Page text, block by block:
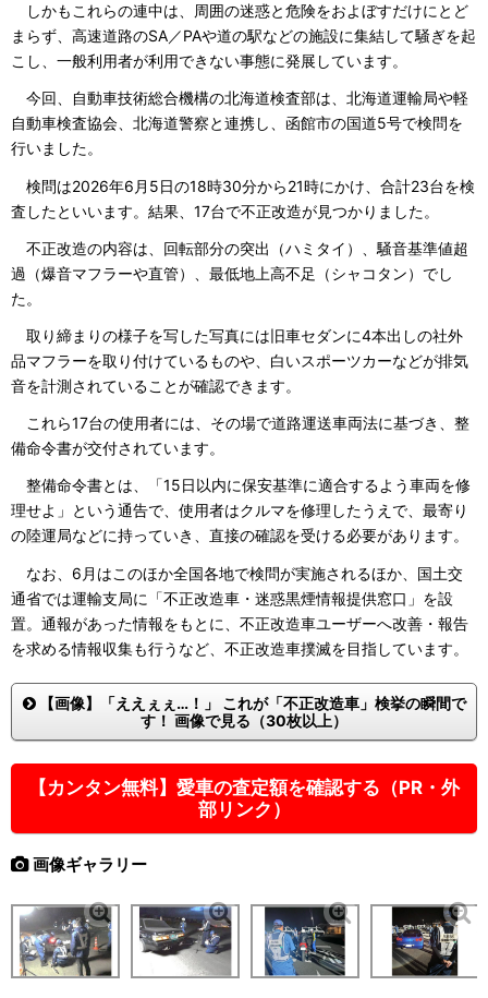
しかもこれらの連中は、周囲の迷惑と危険をおよぼすだけにとど
まらず、高速道路のSA／PAや道の駅などの施設に集結して騒ぎを起
こし、一般利用者が利用できない事態に発展しています。
今回、自動車技術総合機構の北海道検査部は、北海道運輸局や軽
自動車検査協会、北海道警察と連携し、函館市の国道5号で検問を
行いました。
検問は2026年6月5日の18時30分から21時にかけ、合計23台を検
査したといいます。結果、17台で不正改造が見つかりました。
不正改造の内容は、回転部分の突出（ハミタイ）、騒音基準値超
過（爆音マフラーや直管）、最低地上高不足（シャコタン）でし
た。
取り締まりの様子を写した写真には旧車セダンに4本出しの社外
品マフラーを取り付けているものや、白いスポーツカーなどが排気
音を計測されていることが確認できます。
これら17台の使用者には、その場で道路運送車両法に基づき、整
備命令書が交付されています。
整備命令書とは、「15日以内に保安基準に適合するよう車両を修
理せよ」という通告で、使用者はクルマを修理したうえで、最寄り
の陸運局などに持っていき、直接の確認を受ける必要があります。
なお、6月はこのほか全国各地で検問が実施されるほか、国土交
通省では運輸支局に「不正改造車・迷惑黒煙情報提供窓口」を設
置。通報があった情報をもとに、不正改造車ユーザーへ改善・報告
を求める情報収集も行うなど、不正改造車撲滅を目指しています。
【画像】「ええぇぇ…！」 これが「不正改造車」検挙の瞬間で
す！ 画像で見る（30枚以上）
【カンタン無料】愛車の査定額を確認する（PR・外
部リンク）
画像ギャラリー